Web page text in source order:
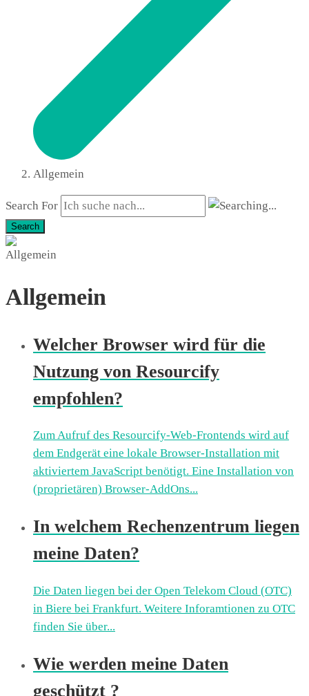
Allgemein
Search For
Search
Allgemein
Welcher Browser wird für die
Nutzung von Resourcify
empfohlen?
Zum Aufruf des Resourcify-Web-Frontends wird auf
dem Endgerät eine lokale Browser-Installation mit
aktiviertem JavaScript benötigt. Eine Installation von
(proprietären) Browser-AddOns...
In welchem Rechenzentrum liegen
meine Daten?
Die Daten liegen bei der Open Telekom Cloud (OTC)
in Biere bei Frankfurt. Weitere Inforamtionen zu OTC
finden Sie über...
Wie werden meine Daten
geschützt ?